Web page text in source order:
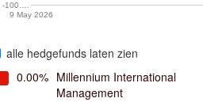
9 May 2026
-100.…
alle hedgefunds laten zien
0.00% Millennium International
Management